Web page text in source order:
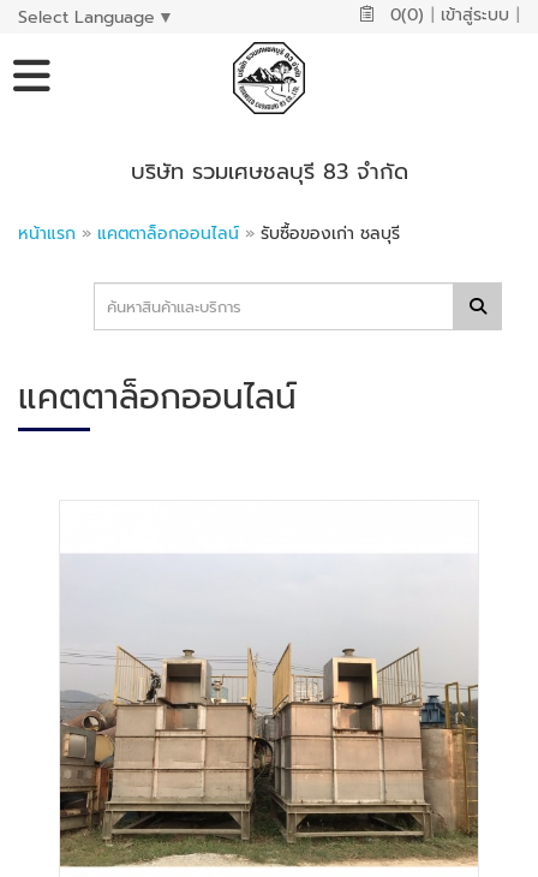
Select Language ▼ 0(0) | เข้าสู่ระบบ |
บริษัท รวมเศษชลบุรี 83 จำกัด
หน้าแรก » แคตตาล็อกออนไลน์ » รับซื้อของเก่า ชลบุรี
แคตตาล็อกออนไลน์